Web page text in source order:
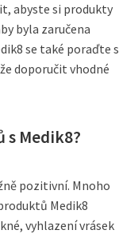
abyste si produkty
byla zaručena
se také poraďte s
doporučit vhodné
Medik8?
pozitivní. Mnoho
Medik8
vyhlazení vrásek